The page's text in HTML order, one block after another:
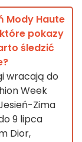
Mody Haute
pokazy
śledzić
wracają do
Week
Zima
9 lipca
Dior,